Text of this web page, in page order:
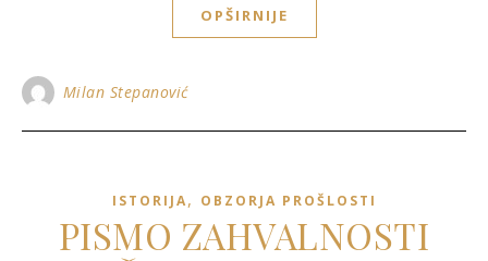
OPŠIRNIJE
Milan Stepanović
ISTORIJA, OBZORJA PROŠLOSTI
PISMO ZAHVALNOSTI